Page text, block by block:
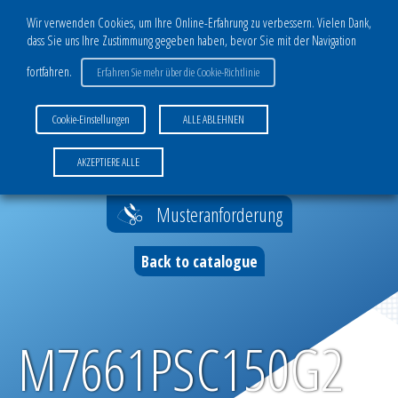
GESCHÄFTSBEREICH TECHNISCHE GEWEBE
M7661PSC150G2 -10
KATALOG
Aramidgewebe und Gewirke
Polyestergewebe und Gewirke
Polyamidgewebe
Monofile Gewebe und Gittergewebe
RIPSTOP-Sortiment
Musteranforderung
Back to catalogue
M7661PSC150G2
Wir verwenden Cookies, um Ihre Online-Erfahrung zu verbessern. Vielen Dank,
dass Sie uns Ihre Zustimmung gegeben haben, bevor Sie mit der Navigation
fortfahren.
Erfahren Sie mehr über die Cookie-Richtlinie
Cookie-Einstellungen ALLE ABLEHNEN
AKZEPTIERE ALLE